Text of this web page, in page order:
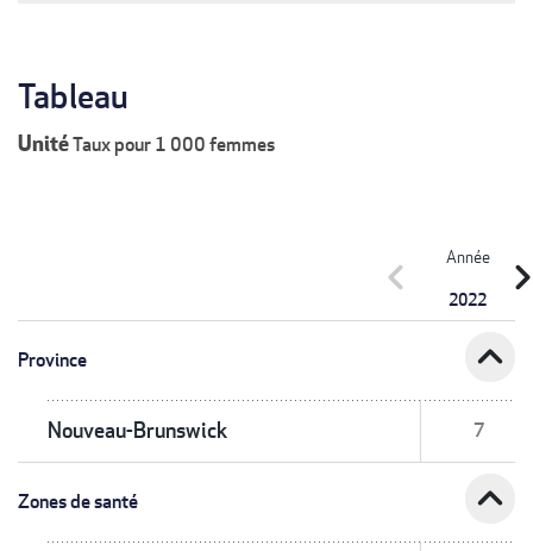
Tableau
UnitéTaux pour 1 000 femmes
Année
2022
chevron_left
Province expand_less
Nouveau-Brunswick 7
Zones de santé expand_less